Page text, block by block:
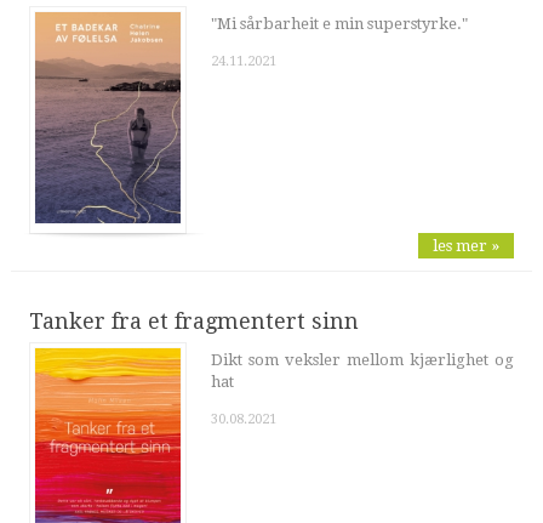
"Mi sårbarheit e min superstyrke."
24.11.2021
les mer »
Tanker fra et fragmentert sinn
Dikt som veksler mellom kjærlighet og
hat
30.08.2021